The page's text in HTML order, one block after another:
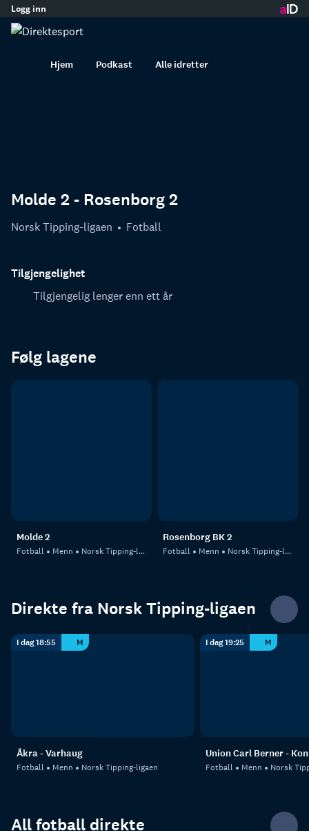
innhold
Logg inn
Hjem Podkast Alle idretter
Molde 2 - Rosenborg 2
Norsk Tipping-ligaen Fotball
Tilgjengelighet
Tilgjengelig lenger enn ett år
Følg lagene
Molde 2
Fotball Menn Norsk Tipping-ligaen
Rosenborg BK 2
Fotball Menn Norsk Tipping-ligaen
Direkte fra Norsk Tipping-ligaen
I dag 18:55 M
Åkra - Varhaug
Fotball Menn Norsk Tipping-ligaen
I dag 19:25 M
Union Carl Berner -
Fotball Menn Norsk
All fotball direkte